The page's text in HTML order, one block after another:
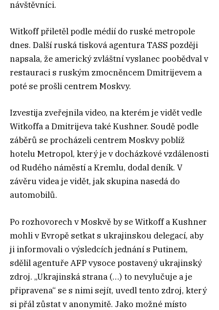
návštěvníci.
Witkoff přiletěl podle médií do ruské metropole
dnes. Další ruská tisková agentura TASS později
napsala, že americký zvláštní vyslanec poobědval v
restauraci s ruským zmocněncem Dmitrijevem a
poté se prošli centrem Moskvy.
Izvestija zveřejnila video, na kterém je vidět vedle
Witkoffa a Dmitrijeva také Kushner. Soudě podle
záběrů se procházeli centrem Moskvy poblíž
hotelu Metropol, který je v docházkové vzdálenosti
od Rudého náměstí a Kremlu, dodal deník. V
závěru videa je vidět, jak skupina nasedá do
automobilů.
Po rozhovorech v Moskvě by se Witkoff a Kushner
mohli v Evropě setkat s ukrajinskou delegací, aby
ji informovali o výsledcích jednání s Putinem,
sdělil agentuře AFP vysoce postavený ukrajinský
zdroj. „Ukrajinská strana (…) to nevylučuje a je
připravena“ se s nimi sejít, uvedl tento zdroj, který
si přál zůstat v anonymitě. Jako možné místo